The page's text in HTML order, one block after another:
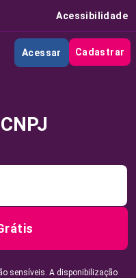
Acessibilidade
Acessar Cadastrar
sensíveis. A disponibilização